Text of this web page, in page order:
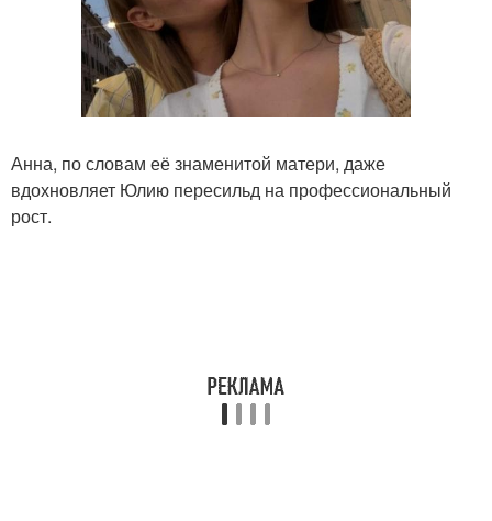
Анна, по словам её знаменитой матери, даже
вдохновляет Юлию пересильд на профессиональный
рост.